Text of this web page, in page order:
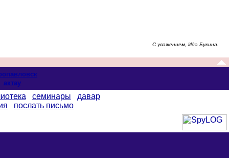
С уважением, Ида Букина.
актау
семинары
давар
послать письмо